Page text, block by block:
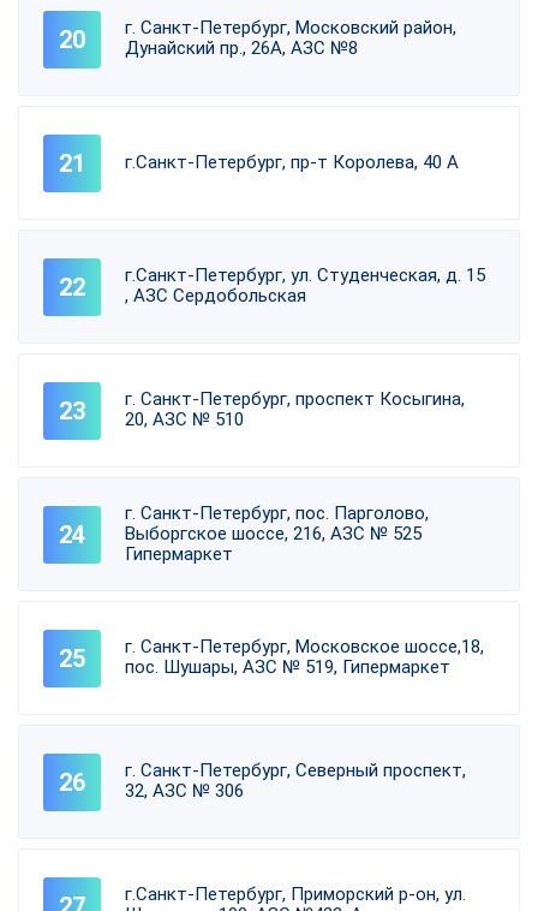
г. Санкт-Петербург, Московский район,
Дунайский пр., 26А, АЗС №8
г.Санкт-Петербург, пр-т Королева, 40 А
г.Санкт-Петербург, ул. Студенческая, д. 15
, АЗС Сердобольская
г. Санкт-Петербург, проспект Косыгина,
20, АЗС № 510
г. Санкт-Петербург, пос. Парголово,
Выборгское шоссе, 216, АЗС № 525
Гипермаркет
г. Санкт-Петербург, Московское шоссе,18,
пос. Шушары, АЗС № 519, Гипермаркет
г. Санкт-Петербург, Северный проспект,
32, АЗС № 306
г.Санкт-Петербург, Приморский р-он, ул.